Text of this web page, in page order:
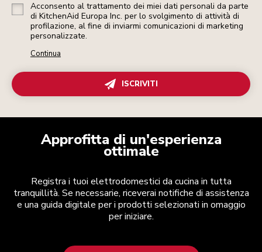
Acconsento al trattamento dei miei dati personali da parte
di KitchenAid Europa Inc. per lo svolgimento di attività di
profilazione, al fine di inviarmi comunicazioni di marketing
personalizzate.
Continua
ISCRIVITI
Approfitta di un'esperienza
ottimale
Registra i tuoi elettrodomestici da cucina in tutta
tranquillità. Se necessarie, riceverai notifiche di assistenza
e una guida digitale per i prodotti selezionati in omaggio
per iniziare.